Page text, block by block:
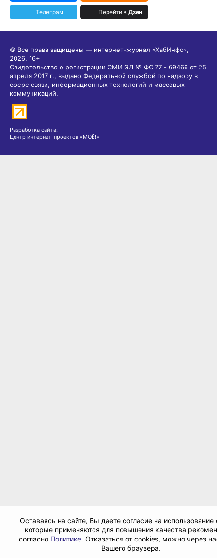
Телеграм Перейти в Дзен
© Все права защищены — интернет-журнал «ХабИнфо»,
2026. 16+
Свидетельство о регистрации СМИ ЭЛ № ФС 77 - 69466 от 25
апреля 2017 г., выдано Федеральной службой по надзору в
сфере связи, информационных технологий и массовых
коммуникаций.
Разработка сайта:
Центр интернет-проектов «МОЁ!»
Оставаясь на сайте, Вы даете согласие на использование
которые применяются для повышения качества
согласно Политике. Отказаться от cookies, можно через
Вашего браузера.